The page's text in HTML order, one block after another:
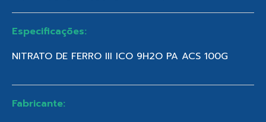
Especificações:
NITRATO DE FERRO III ICO 9H2O PA ACS 100G
Fabricante: